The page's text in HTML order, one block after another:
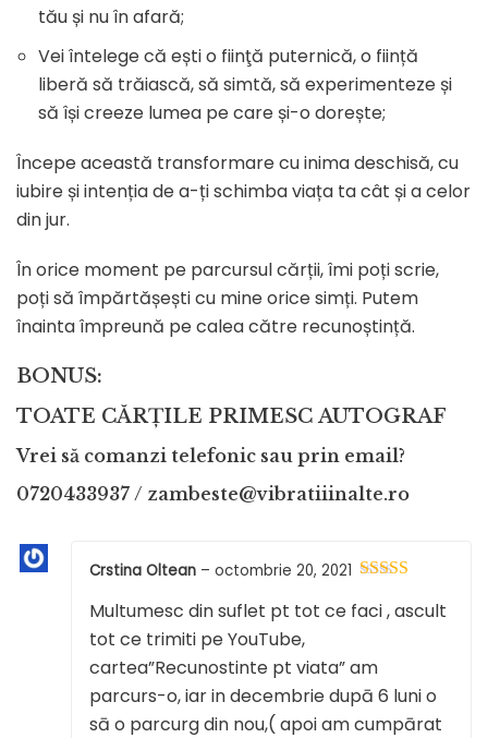
tău și nu în afară;
Vei întelege că ești o fiinţă puternică, o ființă
liberă să trăiască, să simtă, să experimenteze și
să își creeze lumea pe care și-o dorește;
Începe această transformare cu inima deschisă, cu
iubire și intenția de a-ți schimba viața ta cât și a celor
din jur.
În orice moment pe parcursul cărții, îmi poți scrie,
poți să împărtășești cu mine orice simți. Putem
înainta împreună pe calea către recunoștință.
BONUS:
TOATE CĂRȚILE PRIMESC AUTOGRAF
Vrei să comanzi telefonic sau prin email?
0720433937 / zambeste@vibratiiinalte.ro
din 5
Crstina Oltean – octombrie 20, 2021
Multumesc din suflet pt tot ce faci , ascult
tot ce trimiti pe YouTube,
cartea”Recunostinte pt viata” am
parcurs-o, iar in decembrie dupā 6 luni o
sā o parcurg din nou,( apoi am cumpārat